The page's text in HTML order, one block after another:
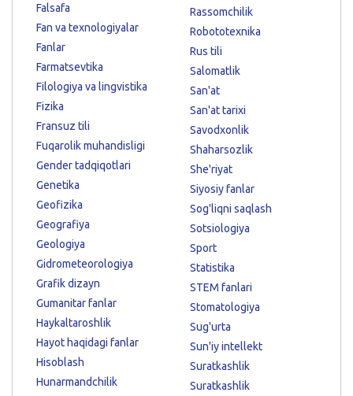
Falsafa
Fan va texnologiyalar
Fanlar
Farmatsevtika
Filologiya va lingvistika
Fizika
Fransuz tili
Fuqarolik muhandisligi
Gender tadqiqotlari
Genetika
Geofizika
Geografiya
Geologiya
Gidrometeorologiya
Grafik dizayn
Gumanitar fanlar
Haykaltaroshlik
Hayot haqidagi fanlar
Hisoblash
Hunarmandchilik
Rassomchilik
Robototexnika
Rus tili
Salomatlik
San'at
San'at tarixi
Savodxonlik
Shaharsozlik
She'riyat
Siyosiy fanlar
Sog'liqni saqlash
Sotsiologiya
Sport
Statistika
STEM fanlari
Stomatologiya
Sug'urta
Sun'iy intellekt
Suratkashlik
Suratkashlik